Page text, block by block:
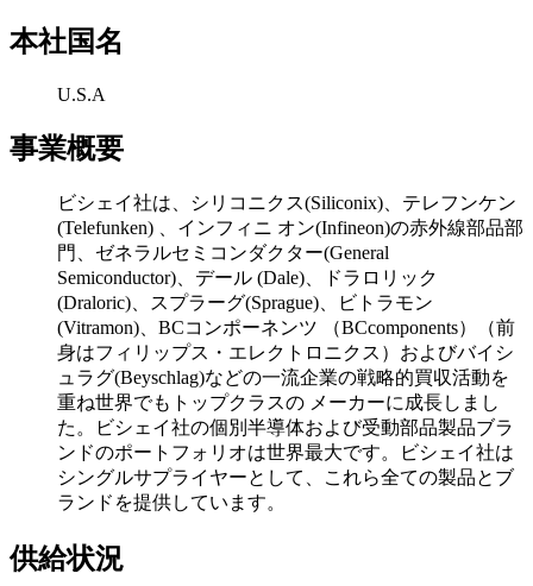
本社国名
U.S.A
事業概要
ビシェイ社は、シリコニクス(Siliconix)、テレフンケン
(Telefunken) 、インフィニ オン(Infineon)の赤外線部品部
門、ゼネラルセミコンダクター(General
Semiconductor)、デール (Dale)、ドラロリック
(Draloric)、スプラーグ(Sprague)、ビトラモン
(Vitramon)、BCコンポーネンツ （BCcomponents）（前
身はフィリップス・エレクトロニクス）およびバイシ
ュラグ(Beyschlag)などの一流企業の戦略的買収活動を
重ね世界でもトップクラスの メーカーに成長しまし
た。ビシェイ社の個別半導体および受動部品製品ブラ
ンドのポートフォリオは世界最大です。ビシェイ社は
シングルサプライヤーとして、これら全ての製品とブ
ランドを提供しています。
供給状況